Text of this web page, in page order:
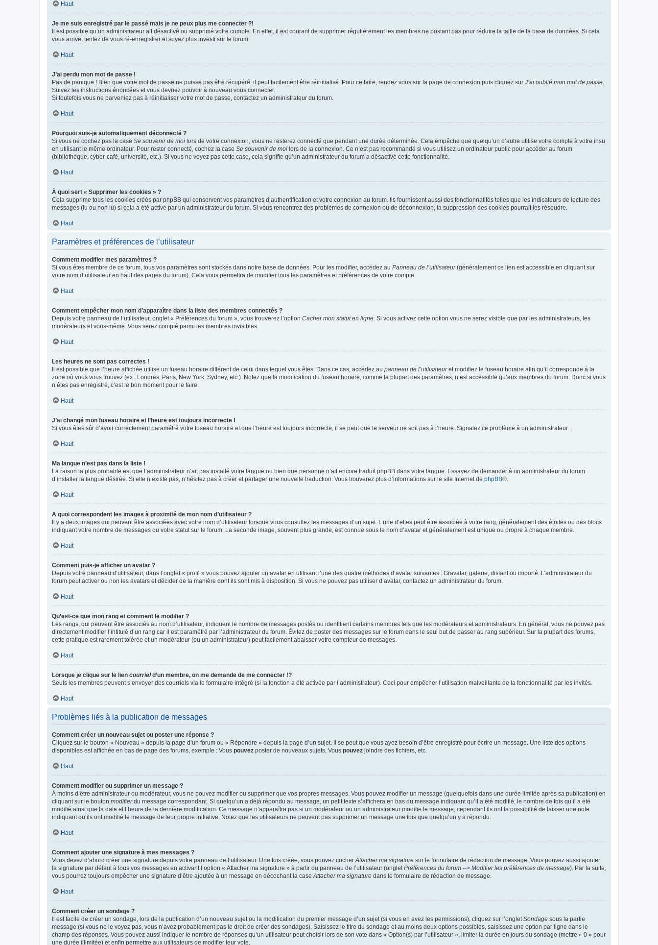
Haut
Je me suis enregistré par le passé mais je ne peux plus me connecter ?!
Il est possible qu’un administrateur ait désactivé ou supprimé votre compte. En effet, il est courant de supprimer régulièrement les membres ne postant pas pour réduire la taille de la base de données. Si cela
vous arrive, tentez de vous ré-enregistrer et soyez plus investi sur le forum.
Haut
J’ai perdu mon mot de passe !
Pas de panique ! Bien que votre mot de passe ne puisse pas être récupéré, il peut facilement être réinitialisé. Pour ce faire, rendez vous sur la page de connexion puis cliquez sur J’ai oublié mon mot de passe.
Suivez les instructions énoncées et vous devriez pouvoir à nouveau vous connecter.
Si toutefois vous ne parveniez pas à réinitialiser votre mot de passe, contactez un administrateur du forum.
Haut
Pourquoi suis-je automatiquement déconnecté ?
Si vous ne cochez pas la case Se souvenir de moi lors de votre connexion, vous ne resterez connecté que pendant une durée déterminée. Cela empêche que quelqu’un d’autre utilise votre compte à votre insu
en utilisant le même ordinateur. Pour rester connecté, cochez la case Se souvenir de moi lors de la connexion. Ce n’est pas recommandé si vous utilisez un ordinateur public pour accéder au forum
(bibliothèque, cyber-café, université, etc.). Si vous ne voyez pas cette case, cela signifie qu’un administrateur du forum a désactivé cette fonctionnalité.
Haut
À quoi sert « Supprimer les cookies » ?
Cela supprime tous les cookies créés par phpBB qui conservent vos paramètres d’authentification et votre connexion au forum. Ils fournissent aussi des fonctionnalités telles que les indicateurs de lecture des
messages (lu ou non lu) si cela a été activé par un administrateur du forum. Si vous rencontrez des problèmes de connexion ou de déconnexion, la suppression des cookies pourrait les résoudre.
Haut
Paramètres et préférences de l’utilisateur
Comment modifier mes paramètres ?
Si vous êtes membre de ce forum, tous vos paramètres sont stockés dans notre base de données. Pour les modifier, accédez au Panneau de l’utilisateur(généralement ce lien est accessible en cliquant sur
votre nom d’utilisateur en haut des pages du forum). Cela vous permettra de modifier tous les paramètres et préférences de votre compte.
Haut
Comment empêcher mon nom d’apparaître dans la liste des membres connectés ?
Depuis votre panneau de l’utilisateur, onglet « Préférences du forum », vous trouverez l’option Cacher mon statut en ligne. Si vous activez cette option vous ne serez visible que par les administrateurs, les
modérateurs et vous-même. Vous serez compté parmi les membres invisibles.
Haut
Les heures ne sont pas correctes !
Il est possible que l’heure affichée utilise un fuseau horaire différent de celui dans lequel vous êtes. Dans ce cas, accédez au panneau de l’utilisateuret modifiez le fuseau horaire afin qu’il corresponde à la
zone où vous vous trouvez (ex : Londres, Paris, New York, Sydney, etc.). Notez que la modification du fuseau horaire, comme la plupart des paramètres, n’est accessible qu’aux membres du forum. Donc si vous
n’êtes pas enregistré, c’est le bon moment pour le faire.
Haut
J’ai changé mon fuseau horaire et l’heure est toujours incorrecte !
Si vous êtes sûr d’avoir correctement paramétré votre fuseau horaire et que l’heure est toujours incorrecte, il se peut que le serveur ne soit pas à l’heure. Signalez ce problème à un administrateur.
Haut
Ma langue n’est pas dans la liste !
La raison la plus probable est que l’administrateur n’ait pas installé votre langue ou bien que personne n’ait encore traduit phpBB dans votre langue. Essayez de demander à un administrateur du forum
d’installer la langue désirée. Si elle n’existe pas, n’hésitez pas à créer et partager une nouvelle traduction. Vous trouverez plus d’informations sur le site Internet de phpBB®.
Haut
A quoi correspondent les images à proximité de mon nom d’utilisateur ?
Il y a deux images qui peuvent être associées avec votre nom d’utilisateur lorsque vous consultez les messages d’un sujet. L’une d’elles peut être associée à votre rang, généralement des étoiles ou des blocs
indiquant votre nombre de messages ou votre statut sur le forum. La seconde image, souvent plus grande, est connue sous le nom d’avatar et généralement est unique ou propre à chaque membre.
Haut
Comment puis-je afficher un avatar ?
Depuis votre panneau d’utilisateur, dans l’onglet « profil » vous pouvez ajouter un avatar en utilisant l’une des quatre méthodes d’avatar suivantes : Gravatar, galerie, distant ou importé. L’administrateur du
forum peut activer ou non les avatars et décider de la manière dont ils sont mis à disposition. Si vous ne pouvez pas utiliser d’avatar, contactez un administrateur du forum.
Haut
Qu’est-ce que mon rang et comment le modifier ?
Les rangs, qui peuvent être associés au nom d’utilisateur, indiquent le nombre de messages postés ou identifient certains membres tels que les modérateurs et administrateurs. En général, vous ne pouvez pas
directement modifier l’intitulé d’un rang car il est paramétré par l’administrateur du forum. Évitez de poster des messages sur le forum dans le seul but de passer au rang supérieur. Sur la plupart des forums,
cette pratique est rarement tolérée et un modérateur (ou un administrateur) peut facilement abaisser votre compteur de messages.
Haut
Lorsque je clique sur le lien courrield’un membre, on me demande de me connecter !?
Seuls les membres peuvent s’envoyer des courriels via le formulaire intégré (si la fonction a été activée par l’administrateur). Ceci pour empêcher l’utilisation malveillante de la fonctionnalité par les invités.
Haut
Problèmes liés à la publication de messages
Comment créer un nouveau sujet ou poster une réponse ?
Cliquez sur le bouton « Nouveau » depuis la page d’un forum ou « Répondre » depuis la page d’un sujet. Il se peut que vous ayez besoin d’être enregistré pour écrire un message. Une liste des options
disponibles est affichée en bas de page des forums, exemple : Vous pouvez poster de nouveaux sujets, Vous pouvez joindre des fichiers, etc.
Haut
Comment modifier ou supprimer un message ?
À moins d’être administrateur ou modérateur, vous ne pouvez modifier ou supprimer que vos propres messages. Vous pouvez modifier un message (quelquefois dans une durée limitée après sa publication) en
cliquant sur le bouton modifierdu message correspondant. Si quelqu’un a déjà répondu au message, un petit texte s’affichera en bas du message indiquant qu’il a été modifié, le nombre de fois qu’il a été
modifié ainsi que la date et l’heure de la dernière modification. Ce message n’apparaîtra pas si un modérateur ou un administrateur modifie le message, cependant ils ont la possibilité de laisser une note
indiquant qu’ils ont modifié le message de leur propre initiative. Notez que les utilisateurs ne peuvent pas supprimer un message une fois que quelqu’un y a répondu.
Haut
Comment ajouter une signature à mes messages ?
Vous devez d’abord créer une signature depuis votre panneau de l’utilisateur. Une fois créée, vous pouvez cocherAttacher ma signature sur le formulaire de rédaction de message. Vous pouvez aussi ajouter
la signature par défaut à tous vos messages en activant l’option « Attacher ma signature » à partir du panneau de l’utilisateur (ongletPréférences du forum --> Modifier les préférences de message). Par la suite,
vous pourrez toujours empêcher une signature d’être ajoutée à un message en décochant la caseAttacher ma signature dans le formulaire de rédaction de message.
Haut
Comment créer un sondage ?
Il est facile de créer un sondage, lors de la publication d’un nouveau sujet ou la modification du premier message d’un sujet (si vous en avez les permissions), cliquez sur l’ongletSondage sous la partie
message (si vous ne le voyez pas, vous n’avez probablement pas le droit de créer des sondages). Saisissez le titre du sondage et au moins deux options possibles, saisissez une option par ligne dans le
champ des réponses. Vous pouvez aussi indiquer le nombre de réponses qu’un utilisateur peut choisir lors de son vote dans « Option(s) par l’utilisateur », limiter la durée en jours du sondage (mettre « 0 » pour
une durée illimitée) et enfin permettre aux utilisateurs de modifier leur vote.